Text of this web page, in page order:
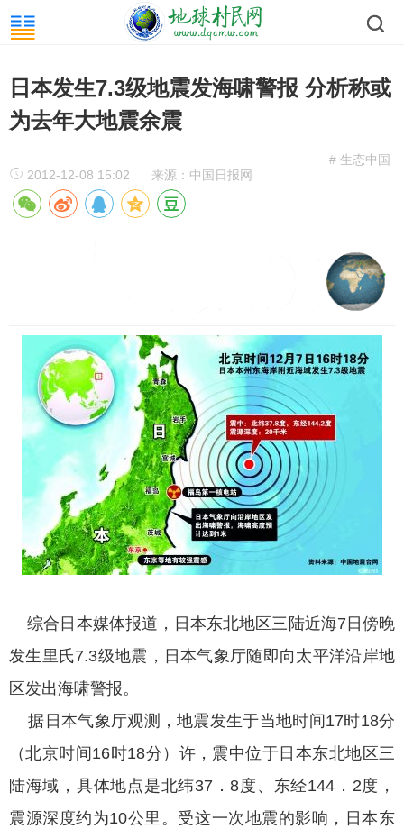
日本发生7.3级地震发海啸警报 分析称或
为去年大地震余震
# 生态中国
2012-12-08 15:02
来源：中国日报网
综合日本媒体报道，日本东北地区三陆近海7日傍晚
发生里氏7.3级地震，日本气象厅随即向太平洋沿岸地
区发出海啸警报。
据日本气象厅观测，地震发生于当地时间17时18分
（北京时间16时18分）许，震中位于日本东北地区三
陆海域，具体地点是北纬37．8度、东经144．2度，
震源深度约为10公里。受这一次地震的影响，日本东